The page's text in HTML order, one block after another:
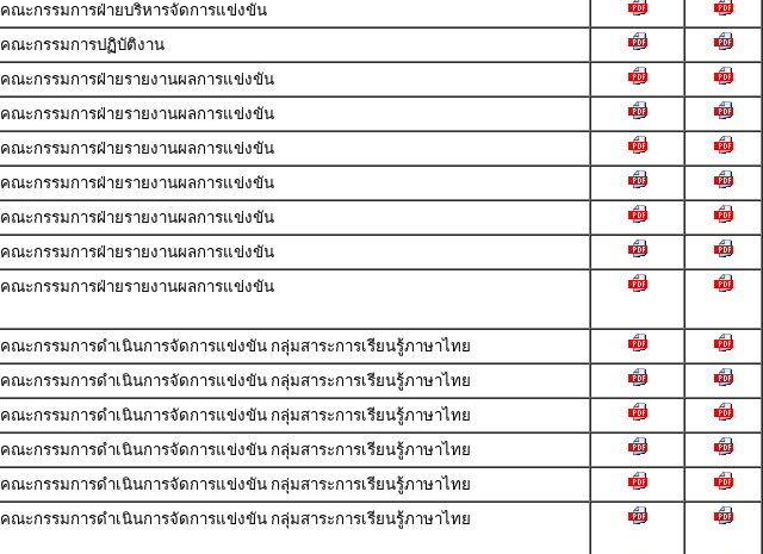
คณะกรรมการฝ่ายบริหารจัดการแข่งขัน
คณะกรรมการปฏิบัติงาน
คณะกรรมการฝ่ายรายงานผลการแข่งขัน
คณะกรรมการฝ่ายรายงานผลการแข่งขัน
คณะกรรมการฝ่ายรายงานผลการแข่งขัน
คณะกรรมการฝ่ายรายงานผลการแข่งขัน
คณะกรรมการฝ่ายรายงานผลการแข่งขัน
คณะกรรมการฝ่ายรายงานผลการแข่งขัน
คณะกรรมการฝ่ายรายงานผลการแข่งขัน
คณะกรรมการดำเนินการจัดการแข่งขัน กลุ่มสาระการเรียนรู้ภาษาไทย
คณะกรรมการดำเนินการจัดการแข่งขัน กลุ่มสาระการเรียนรู้ภาษาไทย
คณะกรรมการดำเนินการจัดการแข่งขัน กลุ่มสาระการเรียนรู้ภาษาไทย
คณะกรรมการดำเนินการจัดการแข่งขัน กลุ่มสาระการเรียนรู้ภาษาไทย
คณะกรรมการดำเนินการจัดการแข่งขัน กลุ่มสาระการเรียนรู้ภาษาไทย
คณะกรรมการดำเนินการจัดการแข่งขัน กลุ่มสาระการเรียนรู้ภาษาไทย